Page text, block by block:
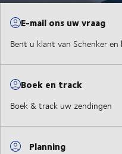
E-mail ons uw vraag
Bent u klant van Schenker
Boek en track
Boek & track uw zendingen
Planning